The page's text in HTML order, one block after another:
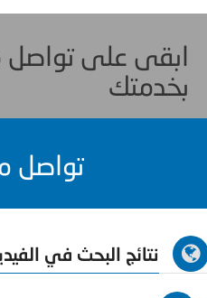
ابقى على تواصل
بخدمتك
تواصل
نتائج البحث في